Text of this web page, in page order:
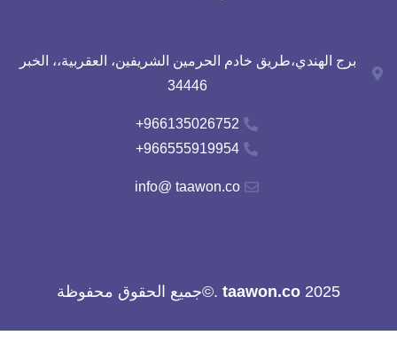
برج الهندي،طريق خادم الحرمين الشريفين، العقربية،، الخبر
34446
966135026752+
966555919954+
info@ taawon.co
2025
taawon.co.©جميع الحقوق محفوظة